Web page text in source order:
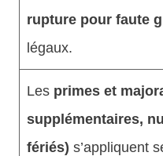
rupture pour faute
légaux.
Les primes et
supplémentaires,
fériés) s’appliquent